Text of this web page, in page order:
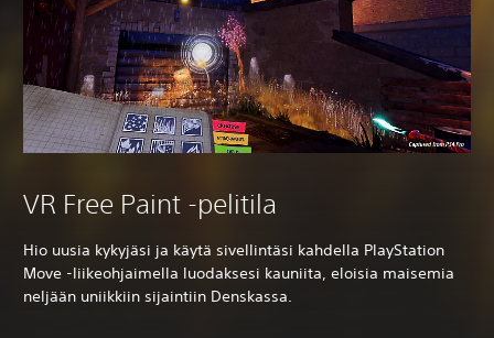
VR Free Paint -pelitila
Hio uusia kykyjäsi ja käytä sivellintäsi kahdella PlayStation
Move -liikeohjaimella luodaksesi kauniita, eloisia maisemia
neljään uniikkiin sijaintiin Denskassa.